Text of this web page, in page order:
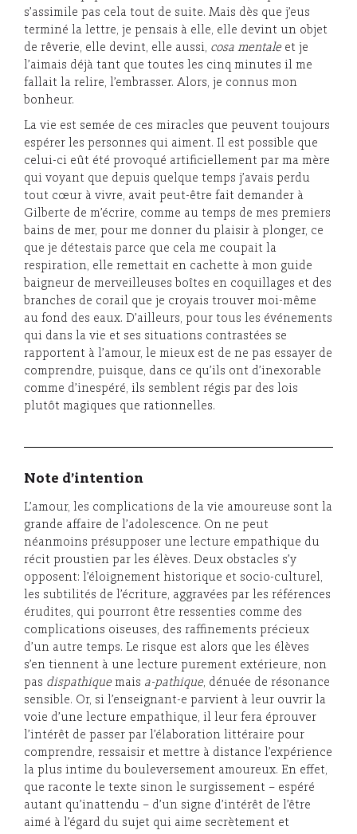
s’assimile pas cela tout de suite. Mais dès que j’eus
terminé la lettre, je pensais à elle, elle devint un objet
de rêverie, elle devint, elle aussi, cosa mentaleet je
l’aimais déjà tant que toutes les cinq minutes il me
fallait la relire, l’embrasser. Alors, je connus mon
bonheur.
La vie est semée de ces miracles que peuvent toujours
espérer les personnes qui aiment. Il est possible que
celui-ci eût été provoqué artificiellement par ma mère
qui voyant que depuis quelque temps j’avais perdu
tout cœur à vivre, avait peut-être fait demander à
Gilberte de m’écrire, comme au temps de mes premiers
bains de mer, pour me donner du plaisir à plonger, ce
que je détestais parce que cela me coupait la
respiration, elle remettait en cachette à mon guide
baigneur de merveilleuses boîtes en coquillages et des
branches de corail que je croyais trouver moi-même
au fond des eaux. D’ailleurs, pour tous les événements
qui dans la vie et ses situations contrastées se
rapportent à l’amour, le mieux est de ne pas essayer de
comprendre, puisque, dans ce qu’ils ont d’inexorable
comme d’inespéré, ils semblent régis par des lois
plutôt magiques que rationnelles.
Note d’intention
L’amour, les complications de la vie amoureuse sont la
grande affaire de l’adolescence. On ne peut
néanmoins présupposer une lecture empathique du
récit proustien par les élèves. Deux obstacles s’y
opposent: l’éloignement historique et socio-culturel,
les subtilités de l’écriture, aggravées par les références
érudites, qui pourront être ressenties comme des
complications oiseuses, des raffinements précieux
d’un autre temps. Le risque est alors que les élèves
s’en tiennent à une lecture purement extérieure, non
pas dispathiquemais a-pathique, dénuée de résonance
sensible. Or, si l’enseignant-e parvient à leur ouvrir la
voie d’une lecture empathique, il leur fera éprouver
l’intérêt de passer par l’élaboration littéraire pour
comprendre, ressaisir et mettre à distance l’expérience
la plus intime du bouleversement amoureux. En effet,
que raconte le texte sinon le surgissement – espéré
autant qu’inattendu – d’un signe d’intérêt de l’être
aimé à l’égard du sujet qui aime secrètement et